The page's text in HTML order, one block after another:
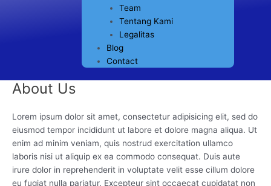
Team
Tentang Kami
Legalitas
Blog
Contact
About Us
Lorem ipsum dolor sit amet, consectetur adipisicing elit, sed do
eiusmod tempor incididunt ut labore et dolore magna aliqua. Ut
enim ad minim veniam, quis nostrud exercitation ullamco
laboris nisi ut aliquip ex ea commodo consequat. Duis aute
irure dolor in reprehenderit in voluptate velit esse cillum dolore
eu fugiat nulla pariatur. Excepteur sint occaecat cupidatat non